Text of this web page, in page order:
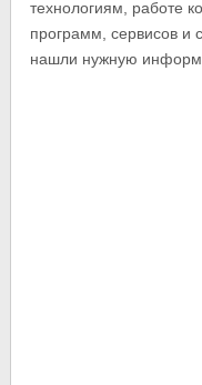
технологиям, работе
программ, сервисов и
нашли нужную